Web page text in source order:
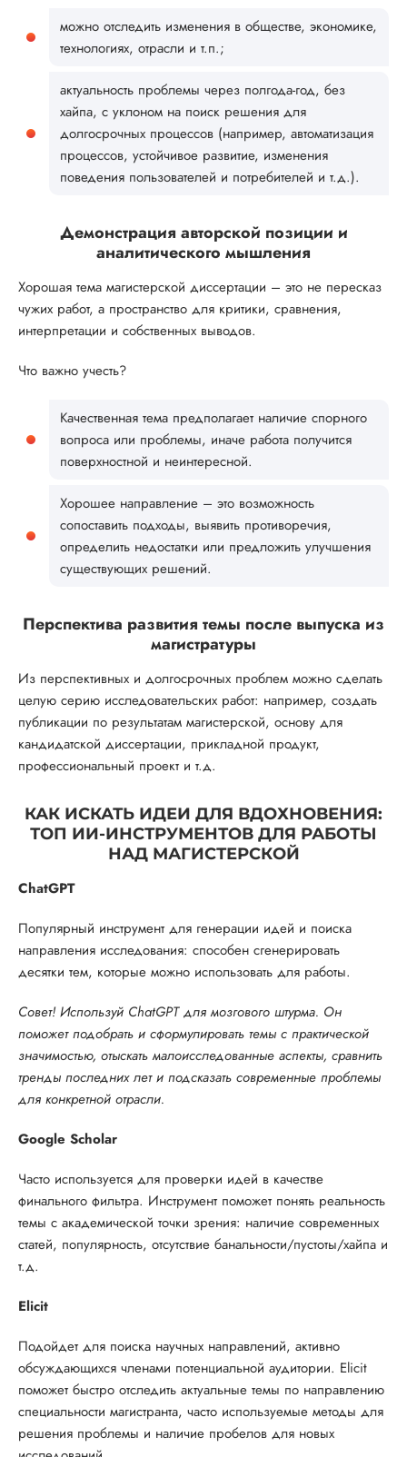
можно отследить изменения в обществе, экономике,
технологиях, отрасли и т.п.;
актуальность проблемы через полгода-год, без
хайпа, с уклоном на поиск решения для
долгосрочных процессов (например, автоматизация
процессов, устойчивое развитие, изменения
поведения пользователей и потребителей и т.д.).
Демонстрация авторской позиции и
аналитического мышления
Хорошая тема магистерской диссертации – это не пересказ
чужих работ, а пространство для критики, сравнения,
интерпретации и собственных выводов.
Что важно учесть?
Качественная тема предполагает наличие спорного
вопроса или проблемы, иначе работа получится
поверхностной и неинтересной.
Хорошее направление – это возможность
сопоставить подходы, выявить противоречия,
определить недостатки или предложить улучшения
существующих решений.
Перспектива развития темы после выпуска из
магистратуры
Из перспективных и долгосрочных проблем можно сделать
целую серию исследовательских работ: например, создать
публикации по результатам магистерской, основу для
кандидатской диссертации, прикладной продукт,
профессиональный проект и т.д.
КАК ИСКАТЬ ИДЕИ ДЛЯ ВДОХНОВЕНИЯ:
ТОП ИИ-ИНСТРУМЕНТОВ ДЛЯ РАБОТЫ
НАД МАГИСТЕРСКОЙ
ChatGPT
Популярный инструмент для генерации идей и поиска
направления исследования: способен сгенерировать
десятки тем, которые можно использовать для работы.
Совет! Используй СhatGPT для мозгового штурма. Он
поможет подобрать и сформулировать темы с практической
значимостью, отыскать малоисследованные аспекты, сравнить
тренды последних лет и подсказать современные проблемы
для конкретной отрасли.
Google Scholar
Часто используется для проверки идей в качестве
финального фильтра. Инструмент поможет понять реальность
темы с академической точки зрения: наличие современных
статей, популярность, отсутствие банальности/пустоты/хайпа и
т.д.
Elicit
Подойдет для поиска научных направлений, активно
обсуждающихся членами потенциальной аудитории. Elicit
поможет быстро отследить актуальные темы по направлению
специальности магистранта, часто используемые методы для
решения проблемы и наличие пробелов для новых